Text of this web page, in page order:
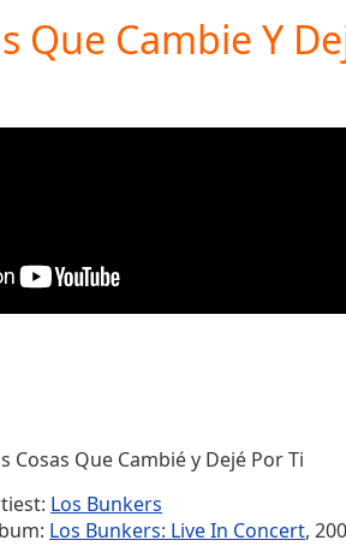
Que Cambie Y
Cosas Que Cambié y Dejé Por Ti
Los Bunkers
Los Bunkers: Live In Concert,